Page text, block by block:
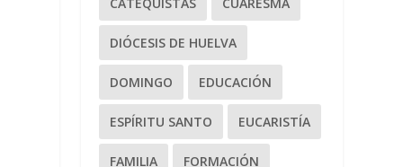
DIÓCESIS DE HUELVA
DOMINGO EDUCACIÓN
ESPÍRITU SANTO EUCARISTÍA
FAMILIA FORMACIÓN